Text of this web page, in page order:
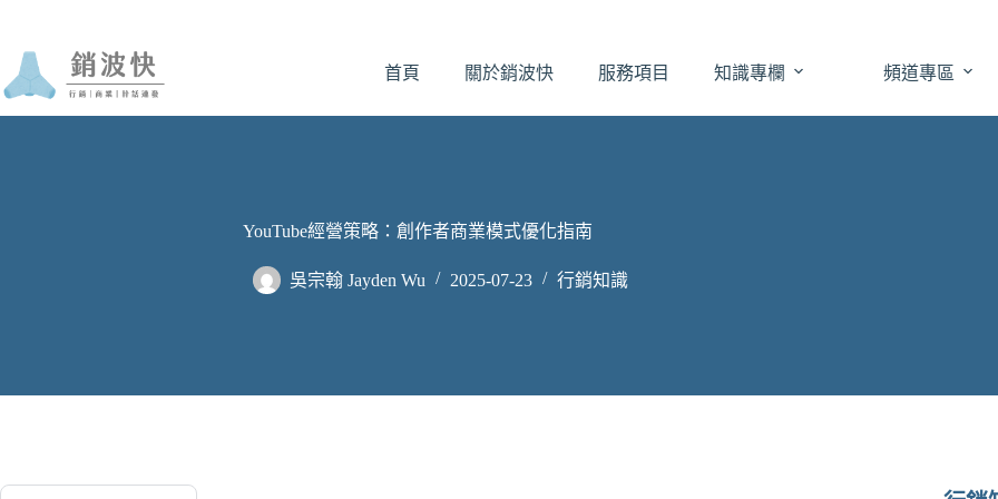
主
要
首頁 關於銷波快 服務項目 知識專欄 頻道專區
YouTube經營策略：創作者商業模式優化指南
吳宗翰 Jayden Wu 2025-07-23 行銷知識